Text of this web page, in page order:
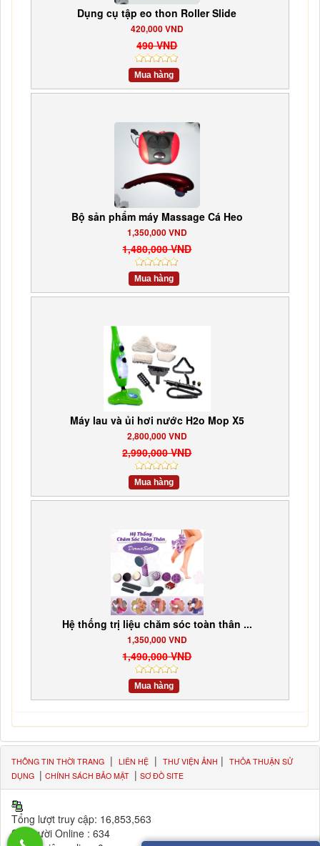
Dụng cụ tập eo thon Roller Slide
420,000 VND
490 VND
Mua hàng
Bộ sản phẩm máy Massage Cá Heo
1,350,000 VND
1,480,000 VND
Mua hàng
Máy lau và ủi hơi nước H2o Mop X5
2,800,000 VND
2,990,000 VND
Mua hàng
Hệ thống trị liệu chăm sóc toàn thân ...
1,350,000 VND
1,490,000 VND
Mua hàng
THÔNG TIN THỜI TRANG | LIÊN HỆ | THƯ VIỆN ẢNH | THỎA THUẬN SỬ
DỤNG | CHÍNH SÁCH BẢO MẬT | SƠ ĐỒ SITE
Tổng lượt truy cập: 16,853,563
Số người Online : 634